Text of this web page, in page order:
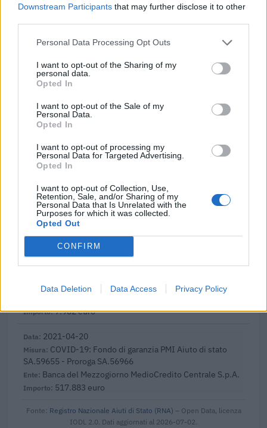
Downstream Participants that may further disclose it to other
Personal Data Processing Opt Outs
I want to opt-out of the Sharing of my
personal data.
Opted In
I want to opt-out of the Sale of my
Personal Data.
Opted In
I want to opt-out of processing my
Personal Data for Targeted Advertising.
Opted In
I want to opt-out of Collection, Use,
Retention, Sale, and/or Sharing of my
Personal Data that Is Unrelated with the
Purposes for which it was collected.
Opted Out
CONFIRM
Data Deletion Data Access Privacy Policy
formazione continua per la concessioni di aiuti di stato
4.382 euro
2023-06-08
Regolamento per i fondi interprofessionali per la
esentati ai s
FONDIMPRESA
2023-03-29
seguito della crisi economica causata dall'epidemia di
COVID-19 [con mo
agenzia delle entrate
7.441 euro
2021-07-22
Regolamento per i fondi interprofessionali per la
esentati ai s
7.982 euro
2021-04-20
COVID-19: Fondo di garanzia PMI Aiuto di stato
SA.59655 - Proroga SA.56966
Banca del Mezzogiorno MedioCredito Centrale S.p.A.
517.883 euro
Fonte: Registro Nazionale Aiuti di Stato (RNA) – Open Data, licenza
IODL 2.0. Dati aggiornati al 2026-07-02.